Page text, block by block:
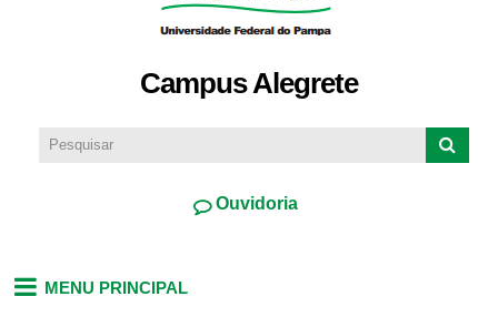
Campus Alegrete
Ouvidoria
MENU PRINCIPAL